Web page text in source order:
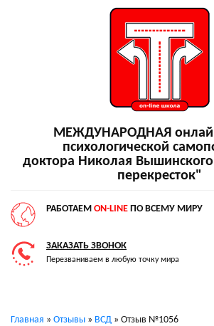
МЕЖДУНАРОДНАЯ
психологической
доктора Николая
перекресток"
РАБОТАЕМ ON-LINE ПО ВСЕМУ МИРУ
ЗАКАЗАТЬ ЗВОНОК
Перезваниваем в любую точку мира
Главная » Отзывы » ВСД » Отзыв №1056